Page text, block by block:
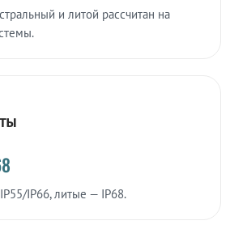
и литой рассчитан на
IP66, литые — IP68.